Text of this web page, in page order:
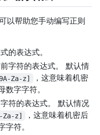
以帮助您手动编写正则
的表达式。
字符的表达式。 默认情
Za-z]
，这意味着机密
数字字符。
符的表达式。 默认情况
z]
，这意味着机密后
符。